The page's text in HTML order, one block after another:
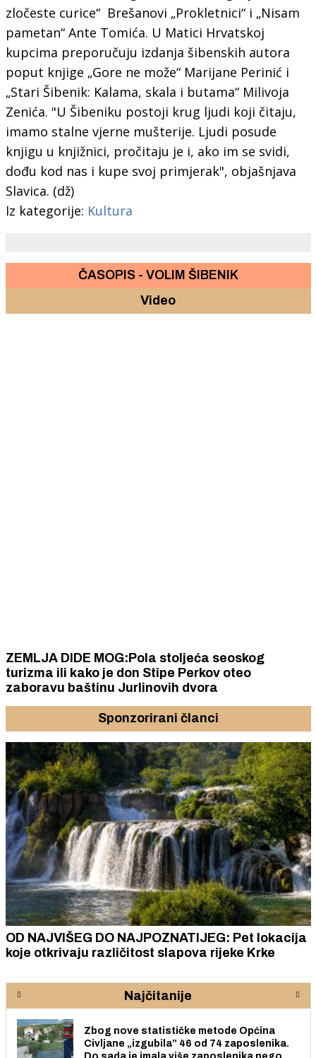
zločeste curice“ Brešanovi „Prokletnici“ i „Nisam
pametan“ Ante Tomića. U Matici Hrvatskoj
kupcima preporučuju izdanja šibenskih autora
poput knjige „Gore ne može“ Marijane Perinić i
„Stari Šibenik: Kalama, skala i butama“ Milivoja
Zenića. "U Šibeniku postoji krug ljudi koji čitaju,
imamo stalne vjerne mušterije. Ljudi posude
knjigu u knjižnici, pročitaju je i, ako im se svidi,
dođu kod nas i kupe svoj primjerak", objašnjava
Slavica. (dž)
Iz kategorije: Kultura
ČASOPIS - VOLIM ŠIBENIK
Video
ZEMLJA DIDE MOG:Pola stoljeća seoskog
turizma ili kako je don Stipe Perkov oteo
zaboravu baštinu Jurlinovih dvora
Sponzorirani članci
OD NAJVIŠEG DO NAJPOZNATIJEG: Pet lokacija
koje otkrivaju različitost slapova rijeke Krke
Najčitanije
Zbog nove statističke metode Općina
Civljane „izgubila” 46 od 74 zaposlenika.